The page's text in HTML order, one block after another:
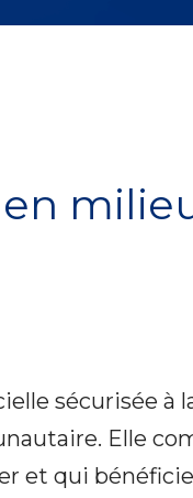
sécurisée à
Elle
et qui